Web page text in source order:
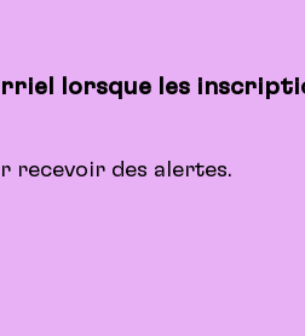
lorsque les
recevoir des alertes.